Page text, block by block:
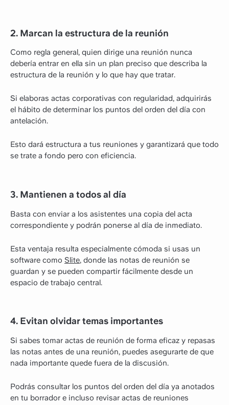
2. Marcan la estructura de la reunión
Como regla general, quien dirige una reunión nunca
debería entrar en ella sin un plan preciso que describa la
estructura de la reunión y lo que hay que tratar.
Si elaboras actas corporativas con regularidad, adquirirás
el hábito de determinar los puntos del orden del día con
antelación.
Esto dará estructura a tus reuniones y garantizará que todo
se trate a fondo pero con eficiencia.
3. Mantienen a todos al día
Basta con enviar a los asistentes una copia del acta
correspondiente y podrán ponerse al día de inmediato.
Esta ventaja resulta especialmente cómoda si usas un
software como Slite, donde las notas de reunión se
guardan y se pueden compartir fácilmente desde un
espacio de trabajo central.
4. Evitan olvidar temas importantes
Si sabes tomar actas de reunión de forma eficaz y repasas
las notas antes de una reunión, puedes asegurarte de que
nada importante quede fuera de la discusión.
Podrás consultar los puntos del orden del día ya anotados
en tu borrador e incluso revisar actas de reuniones